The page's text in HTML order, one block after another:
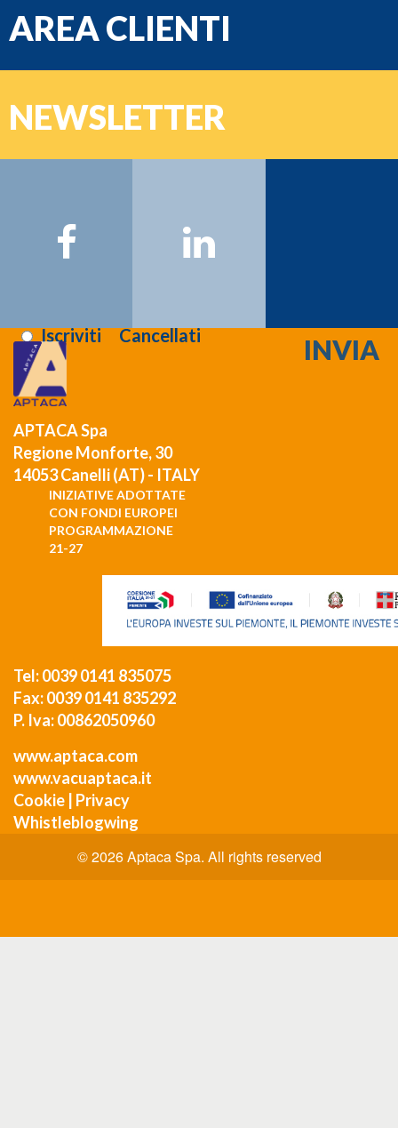
AREA CLIENTI
NEWSLETTER
Email:
IscrivitiCancellati
APTACA Spa
Regione Monforte, 30
14053 Canelli (AT) - ITALY
INIZIATIVE ADOTTATE
CON FONDI EUROPEI
PROGRAMMAZIONE
21-27
Tel: 0039 0141 835075
Fax: 0039 0141 835292
P. Iva: 00862050960
www.aptaca.com
www.vacuaptaca.it
Cookie Privacy
Whistleblogwing
© 2026 Aptaca Spa. All rights reserved